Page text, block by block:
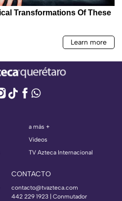
a más +
Videos
TV Azteca Internacional
CONTACTO
contacto@tvazteca.com
442 229 1923 | Conmutador